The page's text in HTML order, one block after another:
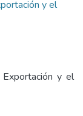
y el
y el